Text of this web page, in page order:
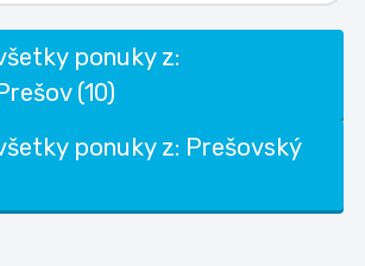
ponuky z:
(10)
ponuky z: Prešovský